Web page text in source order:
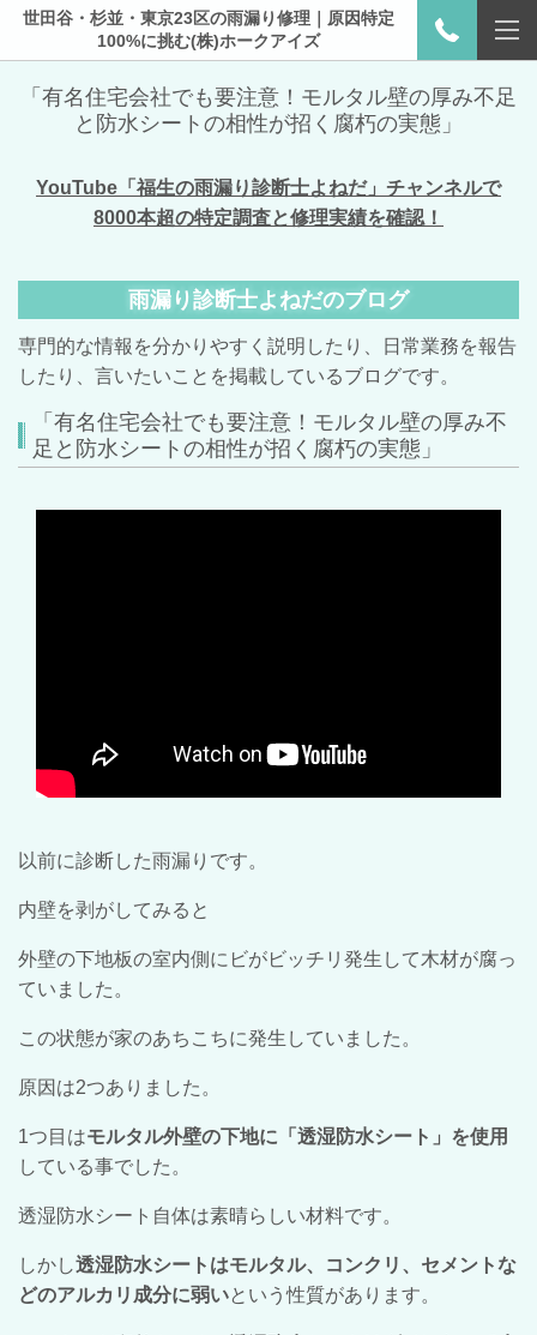
世田谷・杉並・東京23区の雨漏り修理｜原因特定
100%に挑む(株)ホークアイズ
「有名住宅会社でも要注意！モルタル壁の厚み不足
と防水シートの相性が招く腐朽の実態」
YouTube「福生の雨漏り診断士よねだ」チャンネルで
8000本超の特定調査と修理実績を確認！
雨漏り診断士よねだのブログ
専門的な情報を分かりやすく説明したり、日常業務を報告
したり、言いたいことを掲載しているブログです。
「有名住宅会社でも要注意！モルタル壁の厚み不
足と防水シートの相性が招く腐朽の実態」
以前に診断した雨漏りです。
内壁を剥がしてみると
外壁の下地板の室内側にビがビッチリ発生して木材が腐っ
ていました。
この状態が家のあちこちに発生していました。
原因は2つありました。
1つ目はモルタル外壁の下地に「透湿防水シート」を使用
している事でした。
透湿防水シート自体は素晴らしい材料です。
しかし透湿防水シートはモルタル、コンクリ、セメントな
どのアルカリ成分に弱いという性質があります。